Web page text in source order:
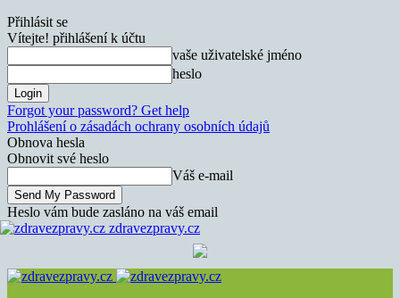
Přihlásit se
Vítejte! přihlášení k účtu
vaše uživatelské jméno
heslo
Forgot your password? Get help
Prohlášení o zásadách ochrany osobních údajů
Obnova hesla
Obnovit své heslo
Váš e-mail
Heslo vám bude zasláno na váš email
zdravezpravy.cz